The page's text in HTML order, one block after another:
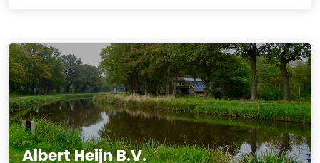
Albert Heijn B.V.